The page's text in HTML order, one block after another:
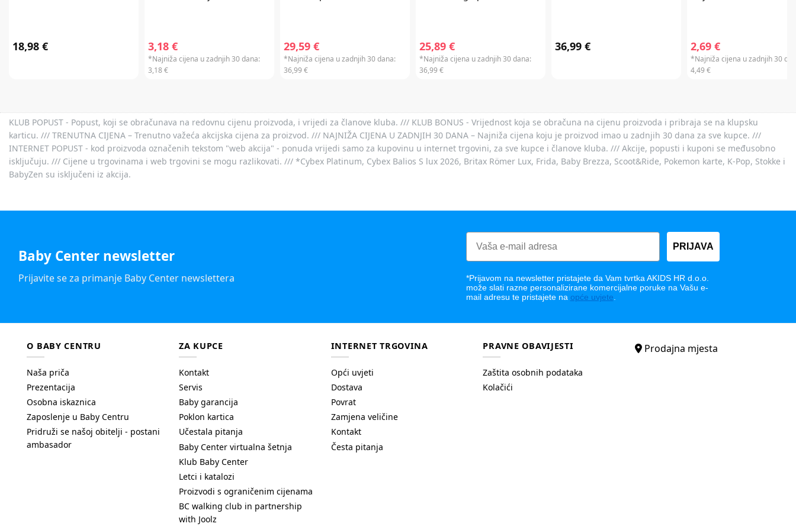
18,98 € 3,18 €
*Najniža cijena u zadnjih 30 dana:
3,18 €
29,59 €
*Najniža cijena u zadnjih 30 dana:
36,99 €
25,89 €
*Najniža cijena u zadnjih 30 dana:
36,99 €
36,99 € 2,69 €
*Najniža cijena u zadnjih 30
4,49 €
KLUB POPUST - Popust, koji se obračunava na redovnu cijenu proizvoda, i vrijedi za članove kluba. /// KLUB BONUS - Vrijednost koja se obračuna na cijenu proizvoda i pribraja se na klupsku
karticu. /// TRENUTNA CIJENA – Trenutno važeća akcijska cijena za proizvod. /// NAJNIŽA CIJENA U ZADNJIH 30 DANA – Najniža cijena koju je proizvod imao u zadnjih 30 dana za sve kupce. ///
INTERNET POPUST - kod proizvoda označenih tekstom "web akcija" - ponuda vrijedi samo za kupovinu u internet trgovini, za sve kupce i članove kluba. /// Akcije, popusti i kuponi se međusobno
isključuju. /// Cijene u trgovinama i web trgovini se mogu razlikovati. /// *Cybex Platinum, Cybex Balios S lux 2026, Britax Römer Lux, Frida, Baby Brezza, Scoot&Ride, Pokemon karte, K-Pop, Stokke i
BabyZen su isključeni iz akcija.
Baby Center newsletter
Prijavite se za primanje Baby Center newslettera
PRIJAVA
*Prijavom na newsletter pristajete da Vam tvrtka AKIDS HR d.o.o.
može slati razne personalizirane komercijalne poruke na Vašu e-
mail adresu te pristajete na opće uvjete.
O BABY CENTRU
Naša priča
Prezentacija
Osobna iskaznica
Zaposlenje u Baby Centru
Pridruži se našoj obitelji - postani
ambasador
ZA KUPCE
Kontakt
Servis
Baby garancija
Poklon kartica
Učestala pitanja
Baby Center virtualna šetnja
Klub Baby Center
Letci i katalozi
Proizvodi s ograničenim cijenama
BC walking club in partnership
with Joolz
INTERNET TRGOVINA
Opći uvjeti
Dostava
Povrat
Zamjena veličine
Kontakt
Česta pitanja
PRAVNE OBAVIJESTI
Zaštita osobnih podataka
Kolačići
Prodajna mjesta